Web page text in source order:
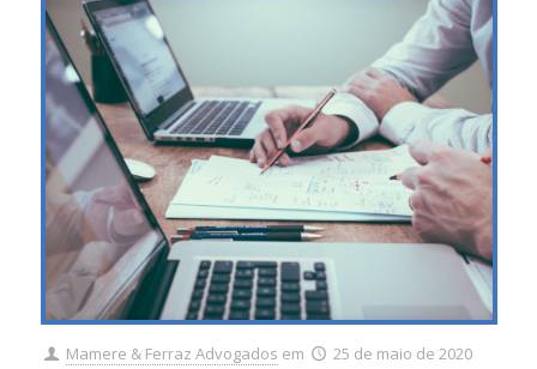
Mamere & Ferraz Advogados em 25 de maio de 2020